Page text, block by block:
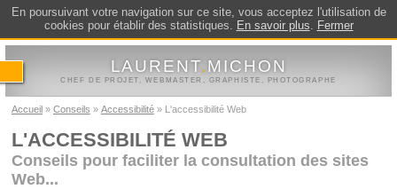
En poursuivant votre navigation sur ce site, vous acceptez l'utilisation de
cookies pour établir des statistiques. En savoir plus. Fermer
LAURENT.MICHON
CHEF DE PROJET, WEBMASTER, GRAPHISTE, PHOTOGRAPHE
Accueil Conseils Accessibilité L'accessibilité Web
L'ACCESSIBILITÉ WEB
Conseils pour faciliter la consultation des sites
Web...